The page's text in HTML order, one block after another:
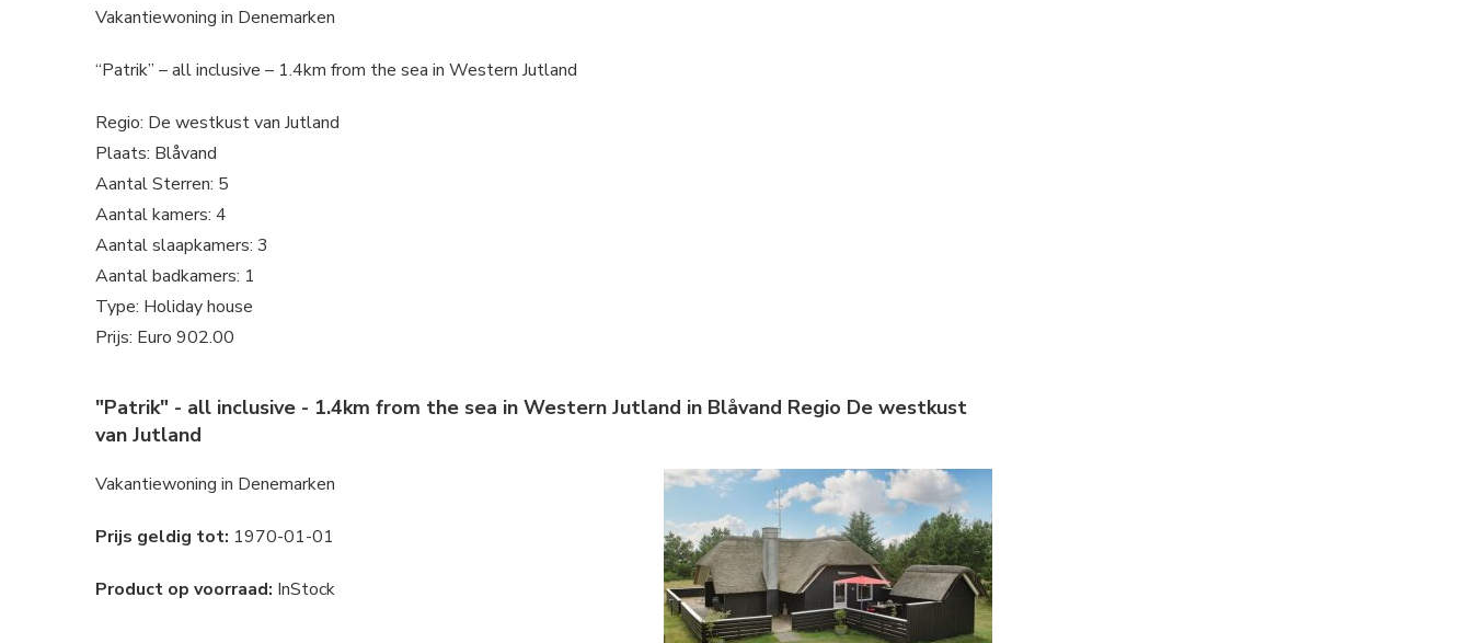
Vakantiewoning in Denemarken
“Patrik” – all inclusive – 1.4km from the sea in Western Jutland
Regio: De westkust van Jutland
Plaats: Blåvand
Aantal Sterren: 5
Aantal kamers: 4
Aantal slaapkamers: 3
Aantal badkamers: 1
Type: Holiday house
Prijs: Euro 902.00
"Patrik" - all inclusive - 1.4km from the sea in Western Jutland in Blåvand Regio De westkust
van Jutland
Vakantiewoning in Denemarken
Prijs geldig tot: 1970-01-01
Product op voorraad: InStock